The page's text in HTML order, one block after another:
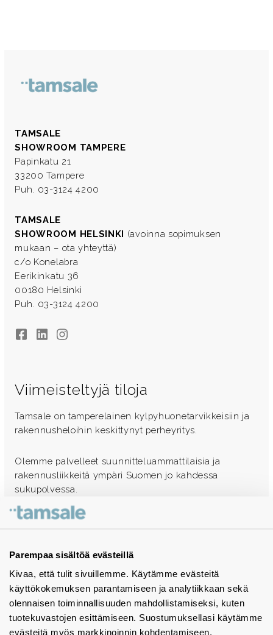
Parempaa sisältöä evästeillä
Kivaa, että tulit sivuillemme. Käytämme evästeitä
käyttökokemuksen parantamiseen ja analytiikkaan sekä
olennaisen toiminnallisuuden mahdollistamiseksi, kuten
tuotekuvastojen esittämiseen. Suostumuksellasi käytämme
evästeitä myös markkinoinnin kohdentamiseen.
TAMSALE
SHOWROOM TAMPERE
Papinkatu 21
33200 Tampere
Puh. 03-3124 4200
TAMSALE
SHOWROOM HELSINKI (avoinna sopimuksen
mukaan – ota yhteyttä)
c/o Konelabra
Eerikinkatu 36
00180 Helsinki
Puh. 03-3124 4200
FacebookLinkedInInstagram
Viimeisteltyjä tiloja
Tamsale on tamperelainen kylpyhuonetarvikkeisiin ja
rakennusheloihin keskittynyt perheyritys.
Olemme palvelleet suunnitteluammattilaisia ja
rakennusliikkeitä ympäri Suomen jo kahdessa
sukupolvessa.
Ota yhteyttä - autamme mielellämme
Tuotekuvastot
Instagram
BIM-objektit
Yhteystiedot